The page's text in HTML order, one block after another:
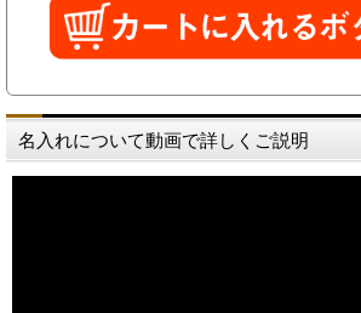
名入れについて動画で詳しくご説明